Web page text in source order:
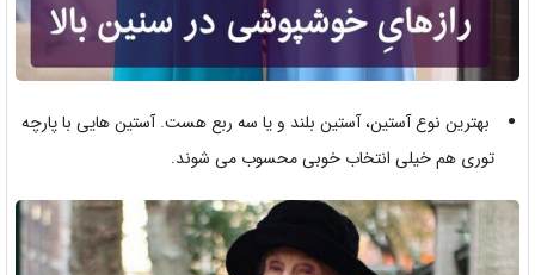
بهترین نوع آستین، آستین بلند و یا سه ربع هست.آستین هایی با پارچه
توری هم خیلی انتخاب خوبی محسوب می شوند.